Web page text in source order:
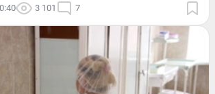
3 101 7